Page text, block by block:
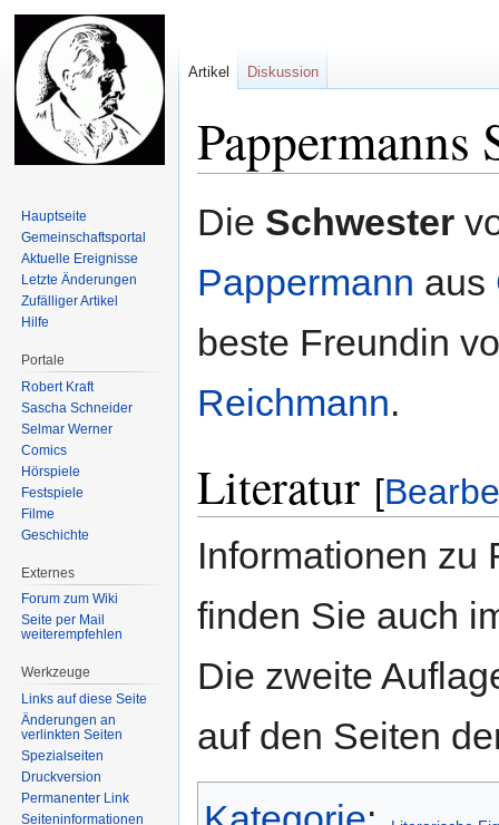
Pappermanns
Navigation
Suche
Die Schwester
Pappermann aus
beste Freundin
Reichmann.
Literatur [
Informationen zu
finden Sie auch
Die zweite
auf den Seiten
Artikel Diskussion
Hauptseite
Gemeinschafts­portal
Aktuelle Ereignisse
Letzte Änderungen
Zufälliger Artikel
Hilfe
Portale
Robert Kraft
Sascha Schneider
Selmar Werner
Comics
Hörspiele
Festspiele
Filme
Geschichte
Externes
Forum zum Wiki
Seite per Mail
weiterempfehlen
Werkzeuge
Links auf diese Seite
Änderungen an
verlinkten Seiten
Spezialseiten
Druckversion
Permanenter Link
Seiten­informationen